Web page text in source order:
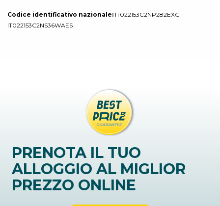
Codice identificativo nazionale: IT022153C2NP282EXG -
IT022153C2NS36WAES
PRENOTA IL TUO
ALLOGGIO AL MIGLIOR
PREZZO ONLINE